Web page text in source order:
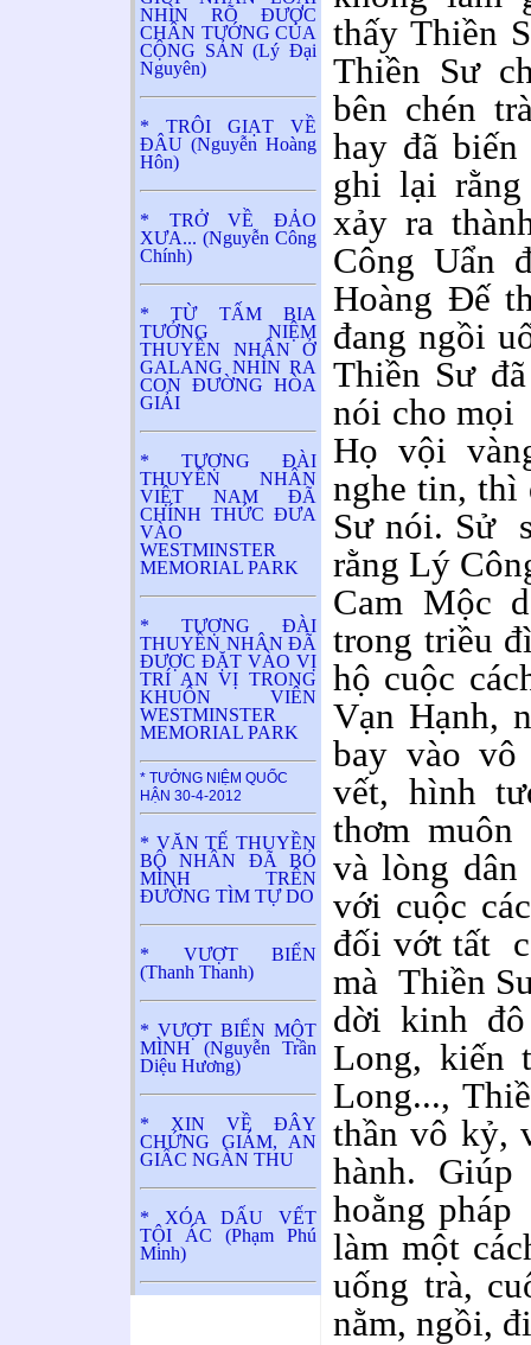
NHÌN RÕ ĐƯỢC
CHÂN TƯỚNG CỦA
CỘNG SẢN (Lý Đại
Nguyên)
* TRÔI GIẠT VỀ
ĐÂU (Nguyễn Hoàng
Hôn)
* TRỞ VỀ ĐẢO
XƯA... (Nguyễn Công
Chính)
* TỪ TẤM BIA
TƯỞNG NIỆM
THUYỀN NHÂN Ở
GALANG NHÌN RA
CON ĐƯỜNG HÒA
GIẢI
* TƯỢNG ĐÀI
THUYỀN NHÂN
VIỆT NAM ĐÃ
CHÍNH THỨC ĐƯA
VÀO
WESTMINSTER
MEMORIAL PARK
* TƯỢNG ĐÀI
THUYỀN NHÂN ĐÃ
ĐƯỢC ĐẶT VÀO VỊ
TRÍ AN VỊ TRONG
KHUÔN VIÊN
WESTMINSTER
MEMORIAL PARK
* TƯỞNG NIỆM QUỐC
HẬN 30-4-2012
* VĂN TẾ THUYỀN
BỘ NHÂN ĐÃ BỎ
MÌNH TRÊN
ĐƯỜNG TÌM TỰ DO
* VƯỢT BIỂN
(Thanh Thanh)
* VƯỢT BIỂN MỘT
MÌNH (Nguyễn Trần
Diệu Hương)
* XIN VỀ ĐÂY
CHỨNG GIÁM, AN
GIẤC NGÀN THU
* XÓA DẤU VẾT
TỘI ÁC (Phạm Phú
Minh)
thấy Thiền
Thiền Sư
bên chén
hay đã
ghi lại rằng
xảy ra
Công Uẩn
Hoàng Đế
đang ngồi
Thiền Sư
nói cho mọi
Họ vội
nghe tin, thì
Sư nói. Sử
rằng Lý
Cam Mộc
trong triều
hộ cuộc
Vạn Hạnh,
bay vào
vết, hình
thơm
và lòng
với cuộc
đối vớt tất
mà Thiền
dời kinh
Long, kiến
Long...,
thần vô kỷ,
hành.
hoằng
làm một
uống trà,
nằm, ngồi,